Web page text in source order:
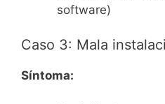
software)
Caso 3: Mala
Síntoma: